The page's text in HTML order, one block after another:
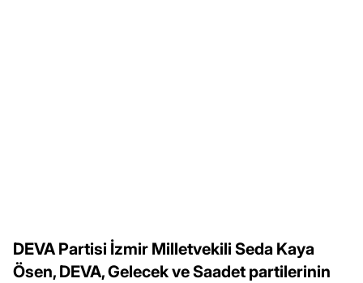
DEVA Partisi İzmir Milletvekili Seda Kaya
Ösen, DEVA, Gelecek ve Saadet partilerinin